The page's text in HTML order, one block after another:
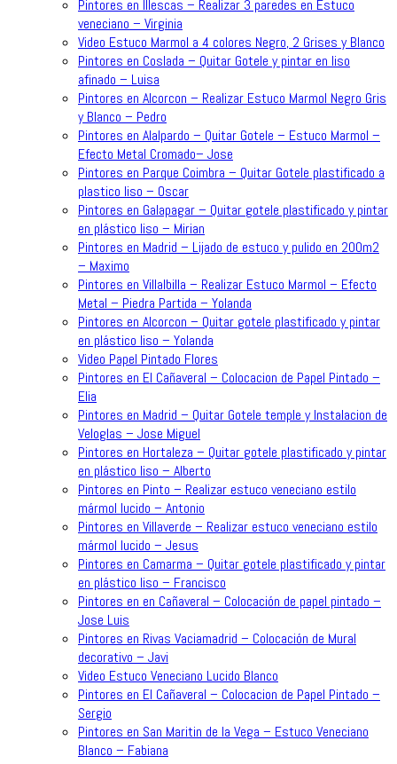
Pintores en Illescas – Realizar 3 paredes en Estuco
veneciano – Virginia
Video Estuco Marmol a 4 colores Negro, 2 Grises y Blanco
Pintores en Coslada – Quitar Gotele y pintar en liso
afinado – Luisa
Pintores en Alcorcon – Realizar Estuco Marmol Negro Gris
y Blanco – Pedro
Pintores en Alalpardo – Quitar Gotele – Estuco Marmol –
Efecto Metal Cromado– Jose
Pintores en Parque Coimbra – Quitar Gotele plastificado a
plastico liso – Oscar
Pintores en Galapagar – Quitar gotele plastificado y pintar
en plástico liso – Mirian
Pintores en Madrid – Lijado de estuco y pulido en 200m2
– Maximo
Pintores en Villalbilla – Realizar Estuco Marmol – Efecto
Metal – Piedra Partida – Yolanda
Pintores en Alcorcon – Quitar gotele plastificado y pintar
en plástico liso – Yolanda
Video Papel Pintado Flores
Pintores en El Cañaveral – Colocacion de Papel Pintado –
Elia
Pintores en Madrid – Quitar Gotele temple y Instalacion de
Veloglas – Jose Miguel
Pintores en Hortaleza – Quitar gotele plastificado y pintar
en plástico liso – Alberto
Pintores en Pinto – Realizar estuco veneciano estilo
mármol lucido – Antonio
Pintores en Villaverde – Realizar estuco veneciano estilo
mármol lucido – Jesus
Pintores en Camarma – Quitar gotele plastificado y pintar
en plástico liso – Francisco
Pintores en en Cañaveral – Colocación de papel pintado –
Jose Luis
Pintores en Rivas Vaciamadrid – Colocación de Mural
decorativo – Javi
Video Estuco Veneciano Lucido Blanco
Pintores en El Cañaveral – Colocacion de Papel Pintado –
Sergio
Pintores en San Maritin de la Vega – Estuco Veneciano
Blanco – Fabiana